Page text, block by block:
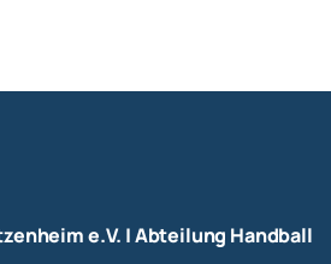
e.V. | Abteilung Handball